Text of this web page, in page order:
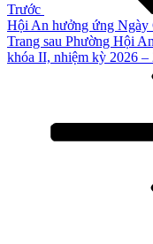
Trước
Hội An hưởng ứng Ngày
Bài
tiếp
Trang sau Phường Hội
khóa II, nhiệm kỳ 2026 –